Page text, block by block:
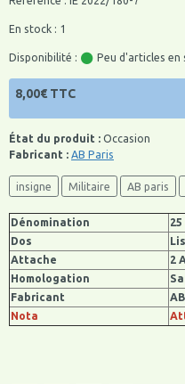
En stock : 1
Disponibilité : Peu d'articles en
8,00€ TTC
État du produit : Occasion
Fabricant : AB Paris
insigne Militaire AB paris
Dénomination
Dos
Attache
2
Homologation
Fabricant
Nota